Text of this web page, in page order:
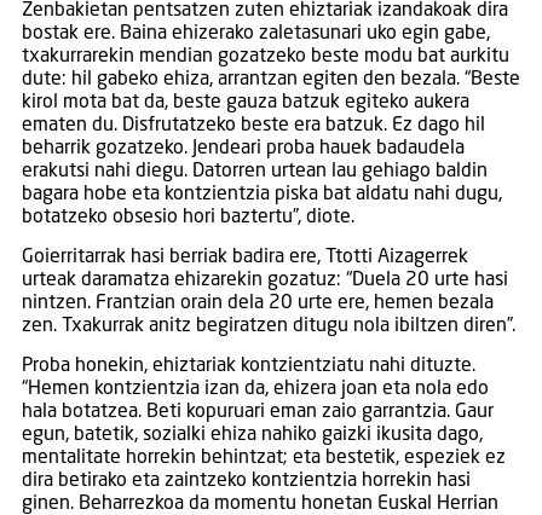
Zenbakietan pentsatzen zuten ehiztariak izandakoak dira
bostak ere. Baina ehizerako zaletasunari uko egin gabe,
txakurrarekin mendian gozatzeko beste modu bat aurkitu
dute: hil gabeko ehiza, arrantzan egiten den bezala. “Beste
kirol mota bat da, beste gauza batzuk egiteko aukera
ematen du. Disfrutatzeko beste era batzuk. Ez dago hil
beharrik gozatzeko. Jendeari proba hauek badaudela
erakutsi nahi diegu. Datorren urtean lau gehiago baldin
bagara hobe eta kontzientzia piska bat aldatu nahi dugu,
botatzeko obsesio hori baztertu”, diote.
Goierritarrak hasi berriak badira ere, Ttotti Aizagerrek
urteak daramatza ehizarekin gozatuz: “Duela 20 urte hasi
nintzen. Frantzian orain dela 20 urte ere, hemen bezala
zen. Txakurrak anitz begiratzen ditugu nola ibiltzen diren”.
Proba honekin, ehiztariak kontzientziatu nahi dituzte.
“Hemen kontzientzia izan da, ehizera joan eta nola edo
hala botatzea. Beti kopuruari eman zaio garrantzia. Gaur
egun, batetik, sozialki ehiza nahiko gaizki ikusita dago,
mentalitate horrekin behintzat; eta bestetik, espeziek ez
dira betirako eta zaintzeko kontzientzia horrekin hasi
ginen. Beharrezkoa da momentu honetan Euskal Herrian